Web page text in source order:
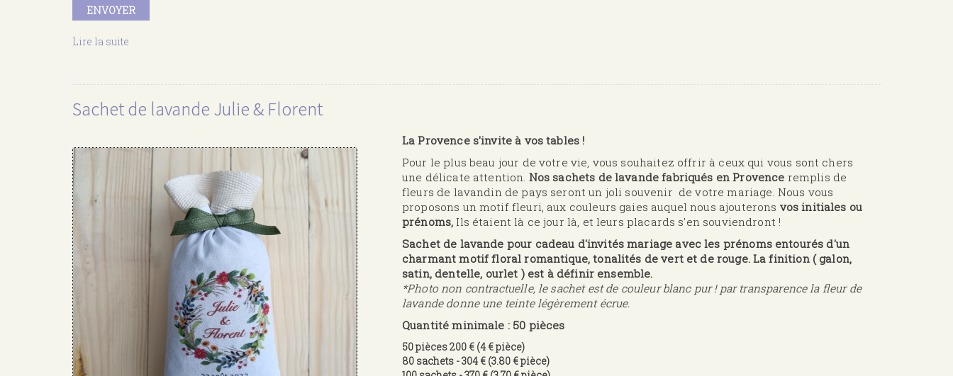
ENVOYER
Lire la suite
lavande
Elise
&
Sachet de lavande Julie & Florent
La Provence s'invite à vos tables !
Pour le plus beau jour de votre vie, vous souhaitez offrir à ceux qui vous sont chers
une délicate attention. Nos sachets de lavande fabriqués en Provence remplis de
fleurs de lavandin de pays seront un joli souvenir de votre mariage. Nous vous
proposons un motif fleuri, aux couleurs gaies auquel nous ajouterons vos initiales ou
prénoms, Ils étaient là ce jour là, et leurs placards s'en souviendront !
Sachet de lavande pour cadeau d'invités mariage avec les prénoms entourés d'un
charmant motif floral romantique, tonalités de vert et de rouge. La finition ( galon,
satin, dentelle, ourlet ) est à définir ensemble.
*Photo non contractuelle, le sachet est de couleur blanc pur ! par transparence la fleur de
lavande donne une teinte légèrement écrue.
Quantité minimale : 50 pièces
50 pièces 200 € (4 € pièce)
80 sachets - 304 € (3.80 € pièce)